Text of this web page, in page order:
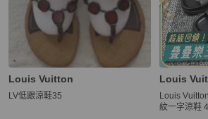
Louis Vuitton
LV低跟涼鞋35
Louis
Louis
紋一字涼鞋